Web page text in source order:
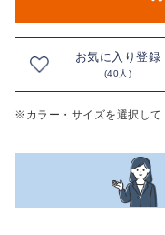
お気に入り登録
(40人)
※カラー・サイズを選択して